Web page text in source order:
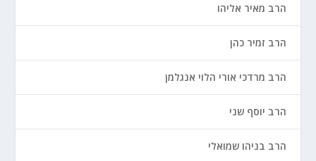
הרב מאיר אליהו
הרב זמיר כהן
הרב מרדכי אורי הלוי אנגלמן
הרב יוסף שני
הרב בניהו שמואלי